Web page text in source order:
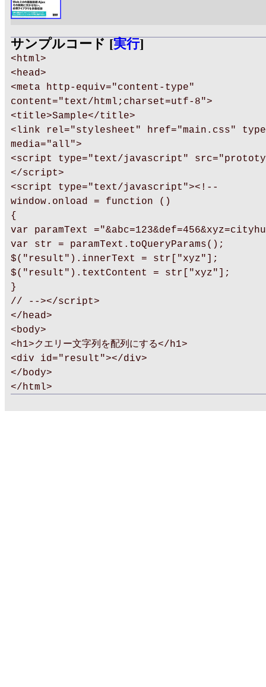
サンプルコード [実行]
<html>
<head>
<meta http-equiv="content-type"
content="text/html;charset=utf-8">
<title>Sample</title>
<link rel="stylesheet" href="main.css"
media="all">
<script type="text/javascript"
</script>
<script type="text/javascript"><!--
window.onload = function ()
{
var paramText
var str = paramText.toQueryParams();
$("result").innerText = str["xyz"];
$("result").textContent = str["xyz"];
}
// --></script>
</head>
<body>
<h1>クエリー文字列を配列にする</h1>
<div id="result"></div>
</body>
</html>